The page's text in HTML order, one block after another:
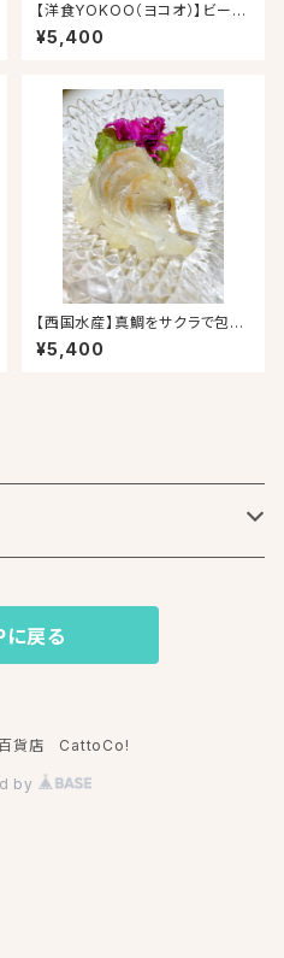
【洋食YOKOO（ヨコオ）】ビーフ
たっぷりごちそうカレー5箱入り
¥5,400
【西国水産】真鯛をサクラで包ん
でみました〜生ハム風とスモー
ク（熱燻製）セット〜
¥5,400
選アーカイブ
に戻る
百貨店 CattoCo!
by